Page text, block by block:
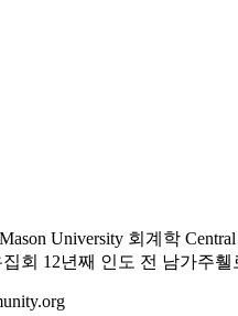
University 회계학
회 12년째 인도 전 남가주